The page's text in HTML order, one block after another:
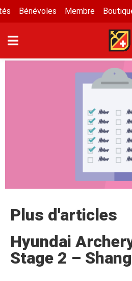
Bénévoles Membre
Plus d'articles
Hyundai
Stage 2 –